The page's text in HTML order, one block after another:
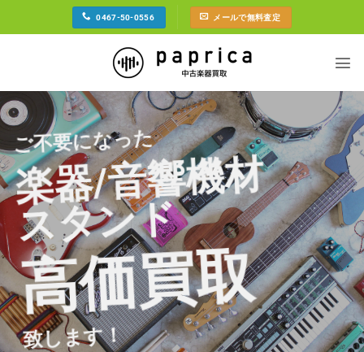
0467-50-0556 メールで無料査定
ご不要になった
楽器/音響機材
スタンド
高価買取
致します！